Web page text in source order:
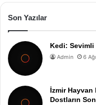
Son Yazılar
Kedi: Sevimli
Admin 6
İzmir Hayvan
Dostların